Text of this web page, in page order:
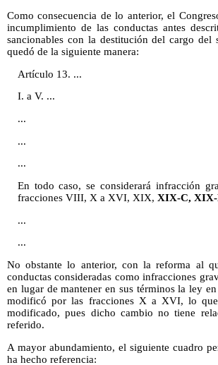
Como consecuencia de lo anterior, el
incumplimiento de las conductas antes
sancionables con la destitución del cargo
quedó de la siguiente manera:
Artículo 13. ...
I. a V. ...
...
...
...
En todo caso, se considerará infracción
fracciones VIII, X a XVI, XIX, XIX-C, XIX-
...
...
No obstante lo anterior, con la reforma al
conductas consideradas como infracciones
en lugar de mantener en sus términos la ley
modificó por las fracciones X a XVI, lo
modificado, pues dicho cambio no tiene
referido.
A mayor abundamiento, el siguiente cuadro
ha hecho referencia: